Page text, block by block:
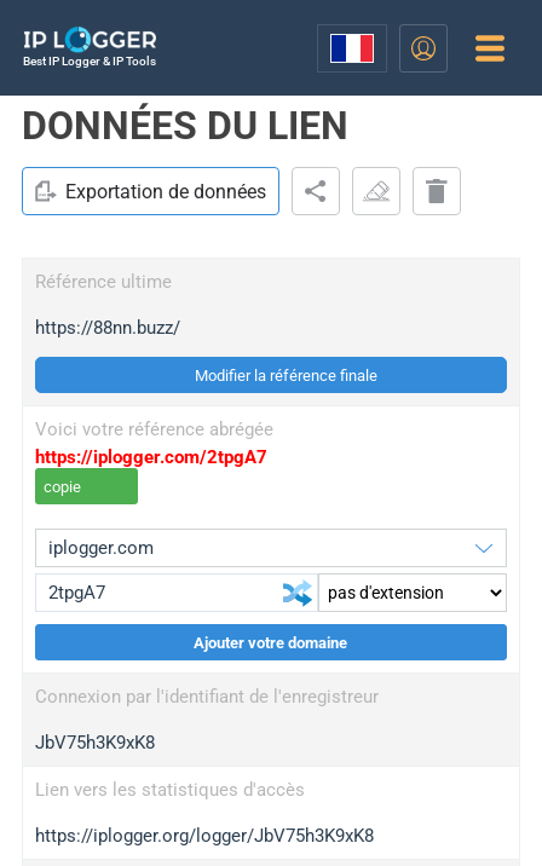
Best IP Logger & IP Tools
DONNÉES DU LIEN
Exportation de données
Référence ultime
https://88nn.buzz/
Modifier la référence finale
Voici votre référence abrégée
https://iplogger.com/2tpgA7
copie
wl.gl
ed.tc
iplogger.com
Ajouter votre domaine
Connexion par l'identifiant de l'enregistreur
JbV75h3K9xK8
Lien vers les statistiques d'accès
https://iplogger.org/logger/JbV75h3K9xK8